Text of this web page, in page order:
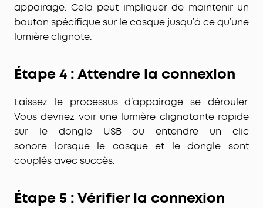
appairage. Cela peut impliquer de maintenir un
bouton spécifique sur le casque jusqu’à ce qu’une
lumière clignote.
Étape 4 : Attendre la connexion
Laissez le processus d’appairage se dérouler.
Vous devriez voir une lumière clignotanterapide
sur le dongle USBou entendre unclic
sonore lorsque le casque et le dongle sont
couplés avec succès.
Étape 5 : Vérifier la connexion